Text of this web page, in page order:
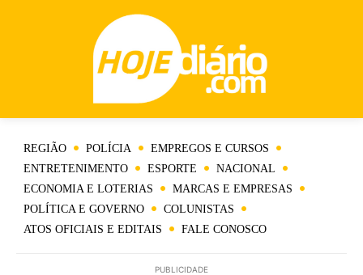
REGIÃO POLÍCIA
EMPREGOS E CURSOS
ENTRETENIMENTO
ESPORTE
NACIONAL
ECONOMIA E LOTERIAS
MARCAS E EMPRESAS
POLÍTICA E GOVERNO
COLUNISTAS
ATOS OFICIAIS E EDITAIS
FALE CONOSCO
PUBLICIDADE